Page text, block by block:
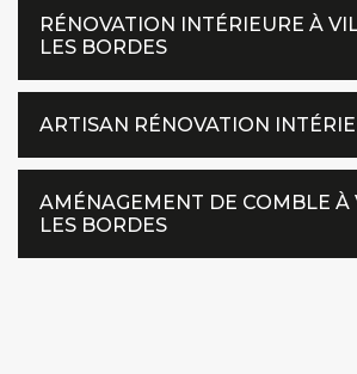
RÉNOVATION INTÉRIEURE À
LES BORDES
ARTISAN RÉNOVATION
AMÉNAGEMENT DE COMBLE À
LES BORDES